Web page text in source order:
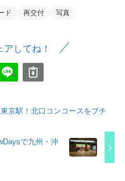
ド 再交付 写真
してね！
京駅！北口コンコースをプチ
で九州・沖